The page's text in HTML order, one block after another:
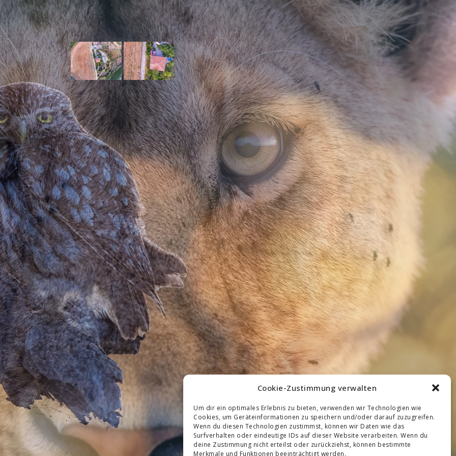
Cookie-Zustimmung verwalten
Um dir ein optimales Erlebnis zu bieten, verwenden wir Technologien wie
Cookies, um Geräteinformationen zu speichern und/oder darauf zuzugreifen.
Wenn du diesen Technologien zustimmst, können wir Daten wie das
Surfverhalten oder eindeutige IDs auf dieser Website verarbeiten. Wenn du
deine Zustimmung nicht erteilst oder zurückziehst, können bestimmte
Merkmale und Funktionen beeinträchtigt werden.